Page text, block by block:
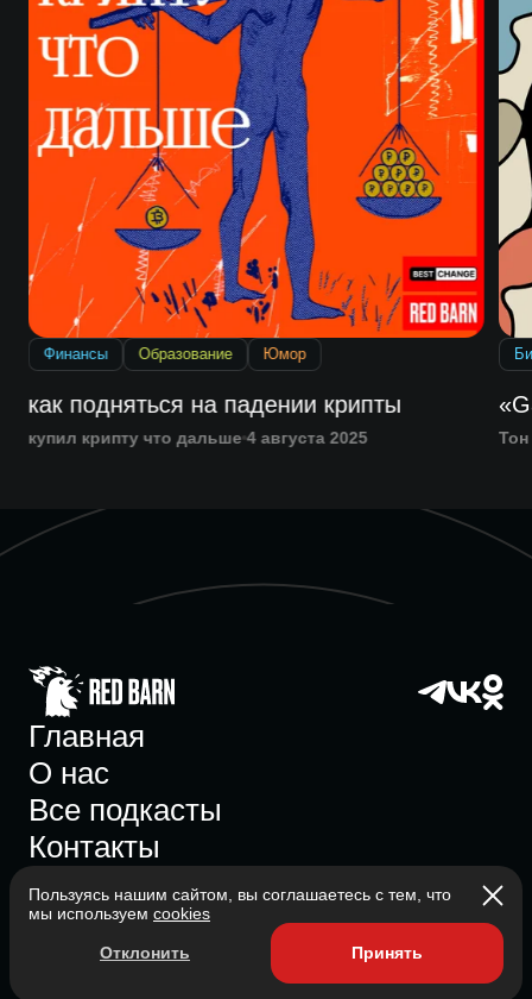
Финансы Образование Юмор
как подняться на падении крипты
купил крипту что дальше 4 августа 2025
Главная
О нас
Все подкасты
Контакты
Состоит в ассоциации с 2023
Пользуясь нашим сайтом, вы соглашаетесь с тем, что
мы используем cookies
Отклонить Принять